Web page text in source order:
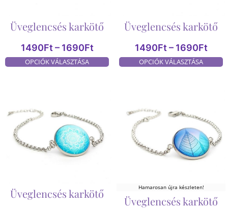
Üveglencsés karkötő
1490Ft – 1690Ft
OPCIÓK VÁLASZTÁSA
Üveglencsés karkötő
1490Ft – 1690Ft
OPCIÓK VÁLASZTÁSA
Üveglencsés karkötő Hamarosan újra készleten!
Üveglencsés karkötő